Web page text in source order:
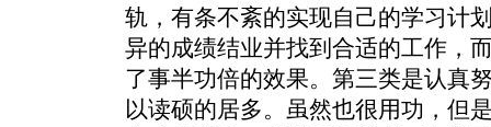
轨，有条不紊的实现自己的学习计
异的成绩结业并找到合适的工作，
了事半功倍的效果。第三类是认真
以读硕的居多。虽然也很用功，但